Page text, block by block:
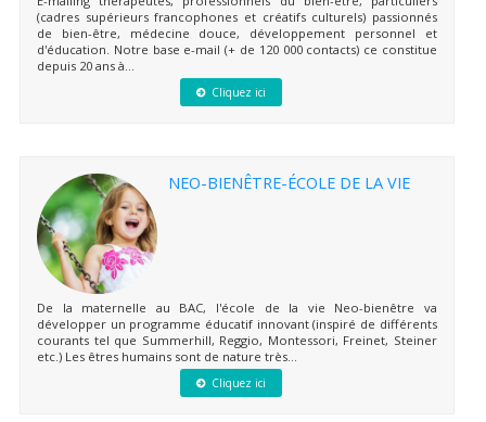
(cadres supérieurs francophones et créatifs culturels) passionnés
de bien-être, médecine douce, développement personnel et
d'éducation. Notre base e-mail (+ de 120 000 contacts) ce constitue
depuis 20 ans à...
Cliquez ici
NEO-BIENÊTRE-ÉCOLE DE LA VIE
De la maternelle au BAC, l'école de la vie Neo-bienêtre va
développer un programme éducatif innovant (inspiré de différents
courants tel que Summerhill, Reggio, Montessori, Freinet, Steiner
etc.) Les êtres humains sont de nature très...
Cliquez ici